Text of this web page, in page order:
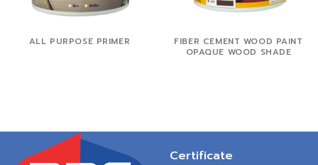
ALL PURPOSE PRIMER
FIBER CEMENT WOOD PAINT
OPAQUE WOOD SHADE
Certificate